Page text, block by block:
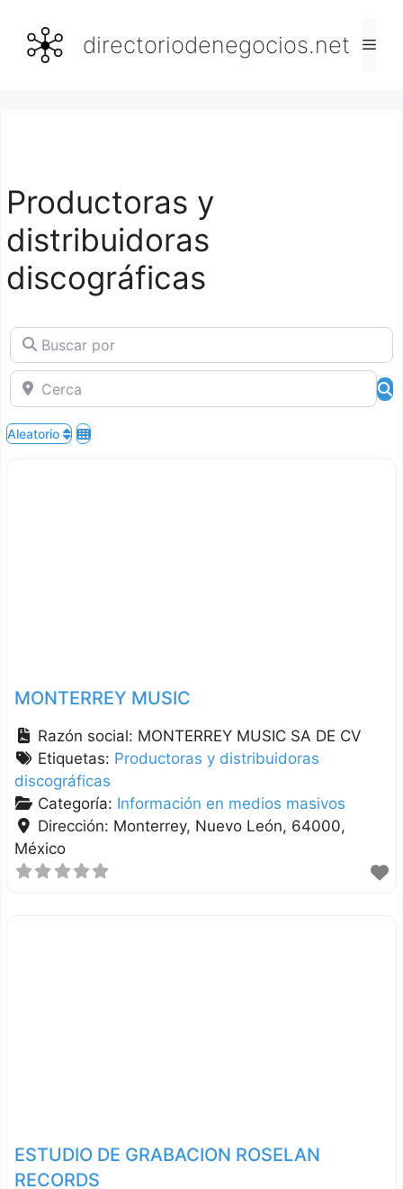
contenido
directoriodenegocios.net
Productoras y
distribuidoras
discográficas
Buscar por
Cerca
Aleatorio
MONTERREY MUSIC
Razón social: MONTERREY MUSIC SA DE CV
Etiquetas: Productoras y distribuidoras
discográficas
Categoría: Información en medios masivos
Dirección: Monterrey Nuevo León 64000
México
ESTUDIO DE GRABACION ROSELAN
RECORDS